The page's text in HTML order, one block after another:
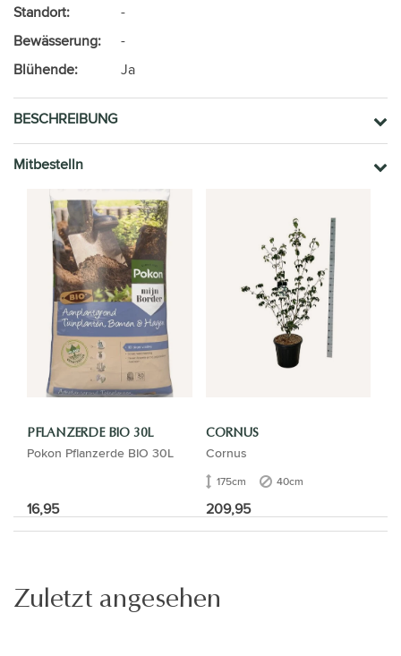
Standort:
-
Bewässerung:
-
Blühende:
Ja
BESCHREIBUNG
Mitbestelln
PFLANZERDE BIO 30L
Pokon Pflanzerde BIO 30L
16,95
CORNUS
Cornus
175cm 40cm
209,95
Zuletzt angesehen